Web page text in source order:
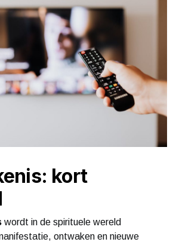
kort
wordt in de spirituele wereld
ontwaken en nieuwe